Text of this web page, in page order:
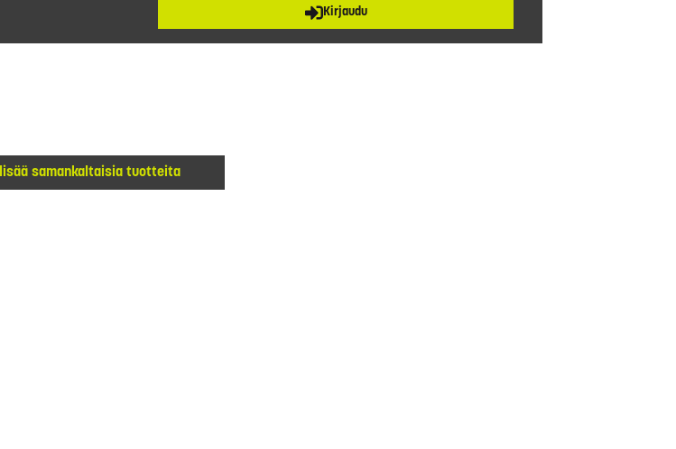
Kirjaudu
samankaltaisia tuotteita